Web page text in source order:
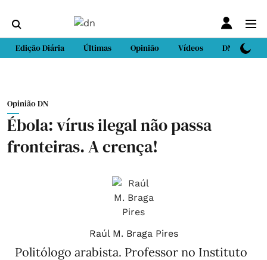
Edição Diária Últimas Opinião Vídeos DN Sport
Opinião DN
Ébola: vírus ilegal não passa
fronteiras. A crença!
Raúl M. Braga Pires
Politólogo arabista. Professor no Instituto